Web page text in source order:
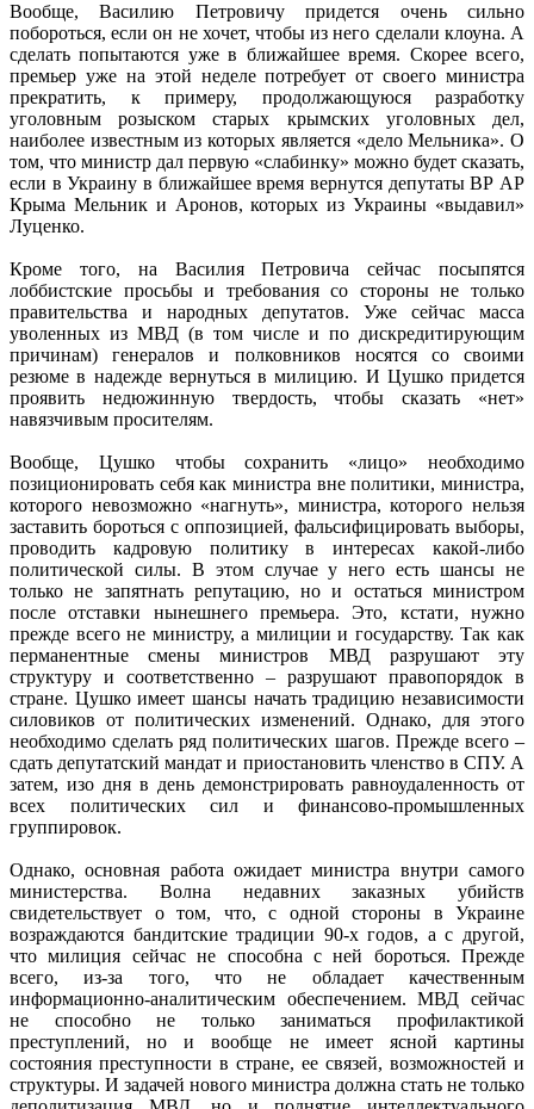
Вообще, Василию Петровичу придется очень сильно
побороться, если он не хочет, чтобы из него сделали клоуна. А
сделать попытаются уже в ближайшее время. Скорее всего,
премьер уже на этой неделе потребует от своего министра
прекратить, к примеру, продолжающуюся разработку
уголовным розыском старых крымских уголовных дел,
наиболее известным из которых является «дело Мельника». О
том, что министр дал первую «слабинку» можно будет сказать,
если в Украину в ближайшее время вернутся депутаты ВР АР
Крыма Мельник и Аронов, которых из Украины «выдавил»
Луценко.
Кроме того, на Василия Петровича сейчас посыпятся
лоббистские просьбы и требования со стороны не только
правительства и народных депутатов. Уже сейчас масса
уволенных из МВД (в том числе и по дискредитирующим
причинам) генералов и полковников носятся со своими
резюме в надежде вернуться в милицию. И Цушко придется
проявить недюжинную твердость, чтобы сказать «нет»
навязчивым просителям.
Вообще, Цушко чтобы сохранить «лицо» необходимо
позиционировать себя как министра вне политики, министра,
которого невозможно «нагнуть», министра, которого нельзя
заставить бороться с оппозицией, фальсифицировать выборы,
проводить кадровую политику в интересах какой-либо
политической силы. В этом случае у него есть шансы не
только не запятнать репутацию, но и остаться министром
после отставки нынешнего премьера. Это, кстати, нужно
прежде всего не министру, а милиции и государству. Так как
перманентные смены министров МВД разрушают эту
структуру и соответственно – разрушают правопорядок в
стране. Цушко имеет шансы начать традицию независимости
силовиков от политических изменений. Однако, для этого
необходимо сделать ряд политических шагов. Прежде всего –
сдать депутатский мандат и приостановить членство в СПУ. А
затем, изо дня в день демонстрировать равноудаленность от
всех политических сил и финансово-промышленных
группировок.
Однако, основная работа ожидает министра внутри самого
министерства. Волна недавних заказных убийств
свидетельствует о том, что, с одной стороны в Украине
возраждаются бандитские традиции 90-х годов, а с другой,
что милиция сейчас не способна с ней бороться. Прежде
всего, из-за того, что не обладает качественным
информационно-аналитическим обеспечением. МВД сейчас
не способно не только заниматься профилактикой
преступлений, но и вообще не имеет ясной картины
состояния преступности в стране, ее связей, возможностей и
структуры. И задачей нового министра должна стать не только